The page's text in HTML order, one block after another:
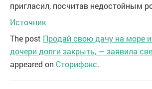
пригласил, посчитав недостойным
Источник
The post Продай свою дачу на море
дочери долги закрыть, — заявила
appeared on Сторифокс.